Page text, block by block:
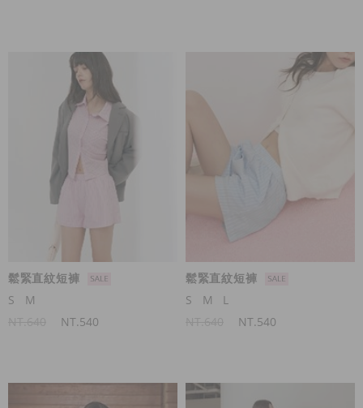
鬆緊直紋短褲
S
M
NT.540
鬆緊直紋短褲
S
M
L
NT.540